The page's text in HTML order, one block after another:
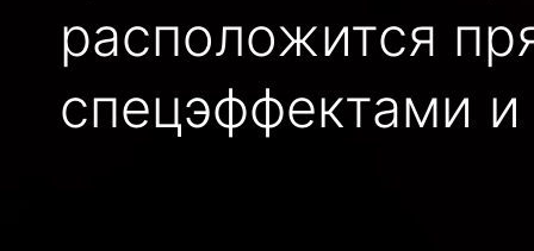
расположится
спецэффектами